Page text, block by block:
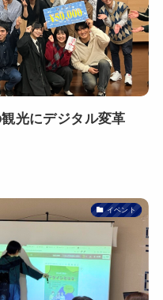
光にデジタル変革
イベント